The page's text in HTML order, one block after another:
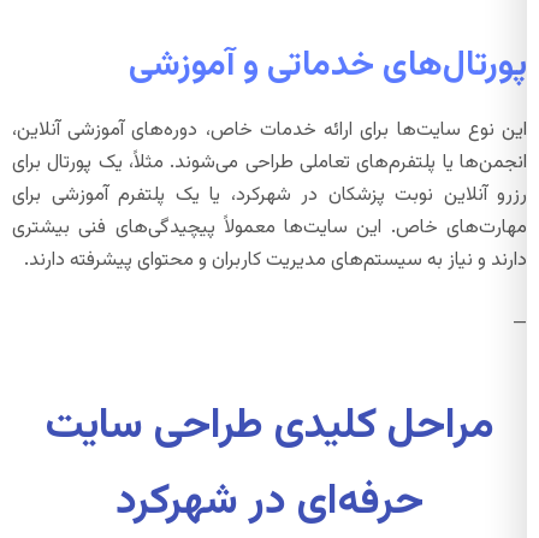
پورتال‌های خدماتی و آموزشی
این نوع سایت‌ها برای ارائه خدمات خاص، دوره‌های آموزشی آنلاین،
انجمن‌ها یا پلتفرم‌های تعاملی طراحی می‌شوند. مثلاً، یک پورتال برای
رزرو آنلاین نوبت پزشکان در شهرکرد، یا یک پلتفرم آموزشی برای
مهارت‌های خاص. این سایت‌ها معمولاً پیچیدگی‌های فنی بیشتری
دارند و نیاز به سیستم‌های مدیریت کاربران و محتوای پیشرفته دارند.
—
مراحل کلیدی طراحی سایت
حرفه‌ای در شهرکرد